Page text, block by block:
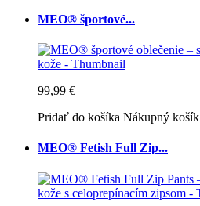
MEO® športové...
99,99 €
Pridať do košíka Nákupný košík
MEO® Fetish Full Zip...